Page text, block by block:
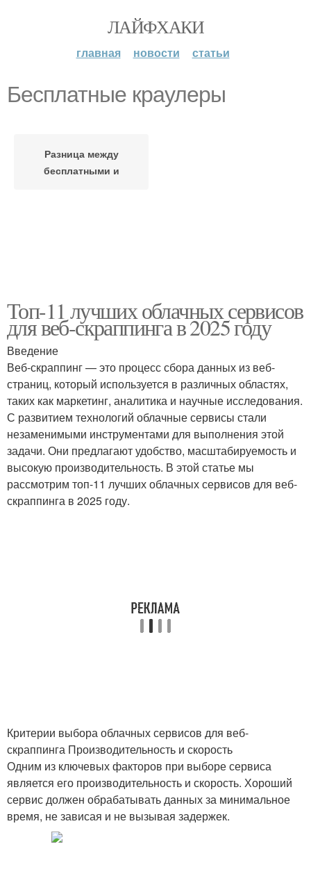
ЛАЙФХАКИ
главная новости статьи
Бесплатные краулеры
Разница между
бесплатными и
Топ-11 лучших облачных сервисов
для веб-скраппинга в 2025 году
Введение
Веб-скраппинг — это процесс сбора данных из веб-
страниц, который используется в различных областях,
таких как маркетинг, аналитика и научные исследования.
С развитием технологий облачные сервисы стали
незаменимыми инструментами для выполнения этой
задачи. Они предлагают удобство, масштабируемость и
высокую производительность. В этой статье мы
рассмотрим топ-11 лучших облачных сервисов для веб-
скраппинга в 2025 году.
Критерии выбора облачных сервисов для веб-
скраппинга Производительность и скорость
Одним из ключевых факторов при выборе сервиса
является его производительность и скорость. Хороший
сервис должен обрабатывать данных за минимальное
время, не зависая и не вызывая задержек.